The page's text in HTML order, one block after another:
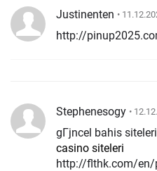
Justinenten •
http://
Stephenesogy •
gГјncel bahis siteleri
casino siteleri
http://flthk.com/en/